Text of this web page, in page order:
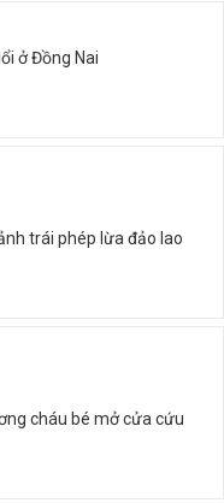
ở Đồng Nai
trái phép lừa đảo lao
cháu bé mở cửa cứu